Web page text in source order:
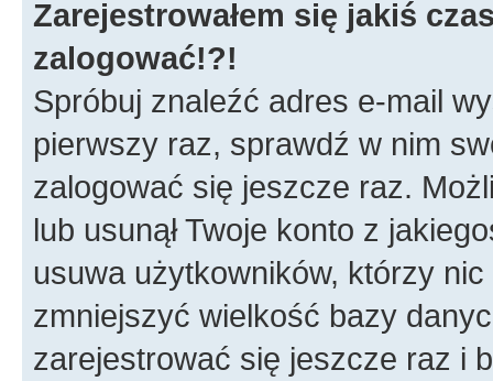
Zarejestrowałem się jakiś
zalogować!?!
Spróbuj znaleźć adres e-mail
pierwszy raz, sprawdź w nim
zalogować się jeszcze raz.
lub usunął Twoje konto z
usuwa użytkowników, którzy
zmniejszyć wielkość bazy
zarejestrować się jeszcze raz i